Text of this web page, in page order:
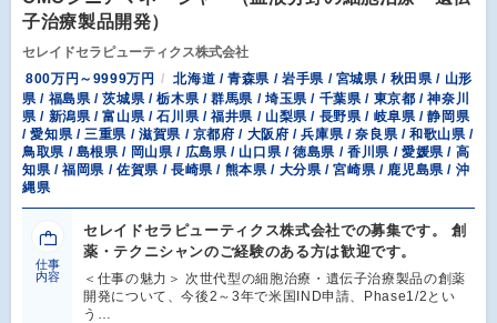
子治療製品開発）
セレイドセラピューティクス株式会社
800万円～9999万円
北海道 / 青森県 / 岩手県 / 宮城県 / 秋田県 / 山形
県 / 福島県 / 茨城県 / 栃木県 / 群馬県 / 埼玉県 / 千葉県 / 東京都 / 神奈川
県 / 新潟県 / 富山県 / 石川県 / 福井県 / 山梨県 / 長野県 / 岐阜県 / 静岡県
/ 愛知県 / 三重県 / 滋賀県 / 京都府 / 大阪府 / 兵庫県 / 奈良県 / 和歌山県 /
鳥取県 / 島根県 / 岡山県 / 広島県 / 山口県 / 徳島県 / 香川県 / 愛媛県 / 高
知県 / 福岡県 / 佐賀県 / 長崎県 / 熊本県 / 大分県 / 宮崎県 / 鹿児島県 / 沖
縄県
仕事
内容
セレイドセラピューティクス株式会社での募集です。 創
薬・テクニシャンのご経験のある方は歓迎です。
＜仕事の魅力＞ 次世代型の細胞治療・遺伝子治療製品の創薬
開発について、今後2～3年で米国IND申請、Phase1/2とい
う…